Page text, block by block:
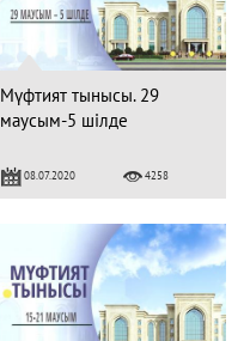
Мүфтият тынысы. 29
маусым-5 шілде
08.07.2020 4258